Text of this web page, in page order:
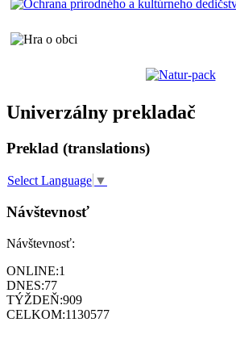
Univerzálny prekladač
Preklad (translations)
Select Language ▼
Návštevnosť
Návštevnosť:
ONLINE:1
DNES:77
TÝŽDEŇ:909
CELKOM:1130577